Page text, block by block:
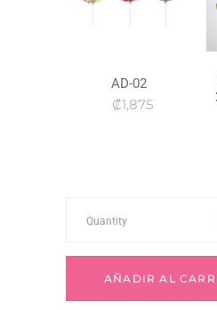
AD-02
₡1,875
R-
Quantity
AÑADIR AL